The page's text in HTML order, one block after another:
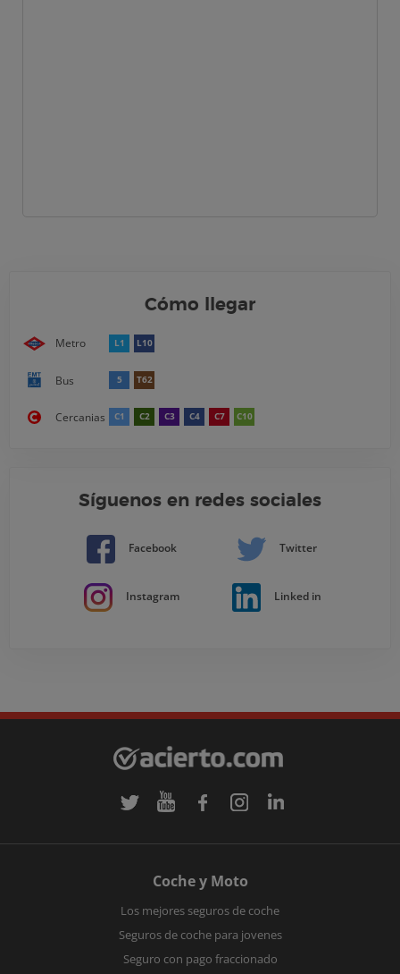
Cómo llegar
Metro L1 L10
Bus 5 T62
Cercanias C1 C2 C3 C4 C7 C10
Síguenos en redes sociales
Facebook Twitter
Instagram Linked in
Coche y Moto
Los mejores seguros de coche
Seguros de coche para jovenes
Seguro con pago fraccionado